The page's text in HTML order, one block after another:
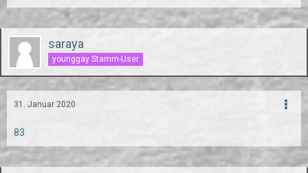
saraya
younggay Stamm-User
31. Januar 2020
83